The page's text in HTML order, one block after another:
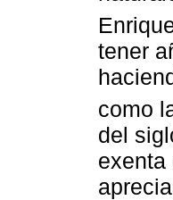
tener
como
del
exenta